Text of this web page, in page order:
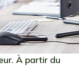
À partir du